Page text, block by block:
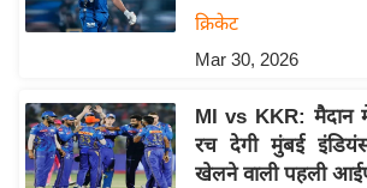
सा
बे
मि
सा
क्रिकेट
Mar 30, 2026
MI vs KKR: मैदान
रच देगी मुंबई
खेलने वाली पहली